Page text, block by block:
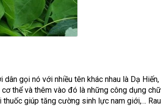
gọi nó với nhiều tên khác nhau là Dạ Hiến,
thể và thêm vào đó là những công dụng
giúp tăng cường sinh lực nam giới,…